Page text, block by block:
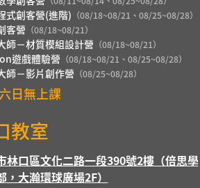
式創客營(進階) （08/18~08/21、08/25~08/28）
客營 （08/18~08/21）
師－材質模組設計營 （08/18~08/21）
遊戲體驗營 （08/18~08/21、08/25~08/28）
師－影片創作營 （08/25~08/28）
日無上課
教室
林口區文化二路一段390號2樓（倍思學
，大瀚環球廣場2F）